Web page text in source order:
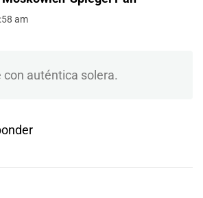
am
con auténtica solera.